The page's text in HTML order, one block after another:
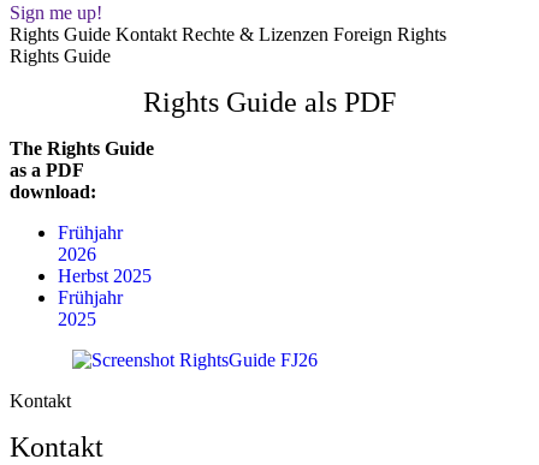
Sign me up!
Rights Guide Kontakt Rechte & Lizenzen Foreign Rights
Rights Guide
Rights Guide als PDF
The Rights Guide
as a PDF
download:
Frühjahr
2026
Herbst 2025
Frühjahr
2025
Kontakt
Kontakt